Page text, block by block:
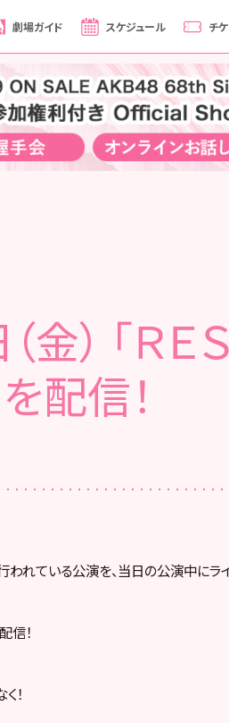
劇場ガイド スケジュール チ
） 「ＲＥＳ
配信！
れている公演を、当日の公演中に
信！
！